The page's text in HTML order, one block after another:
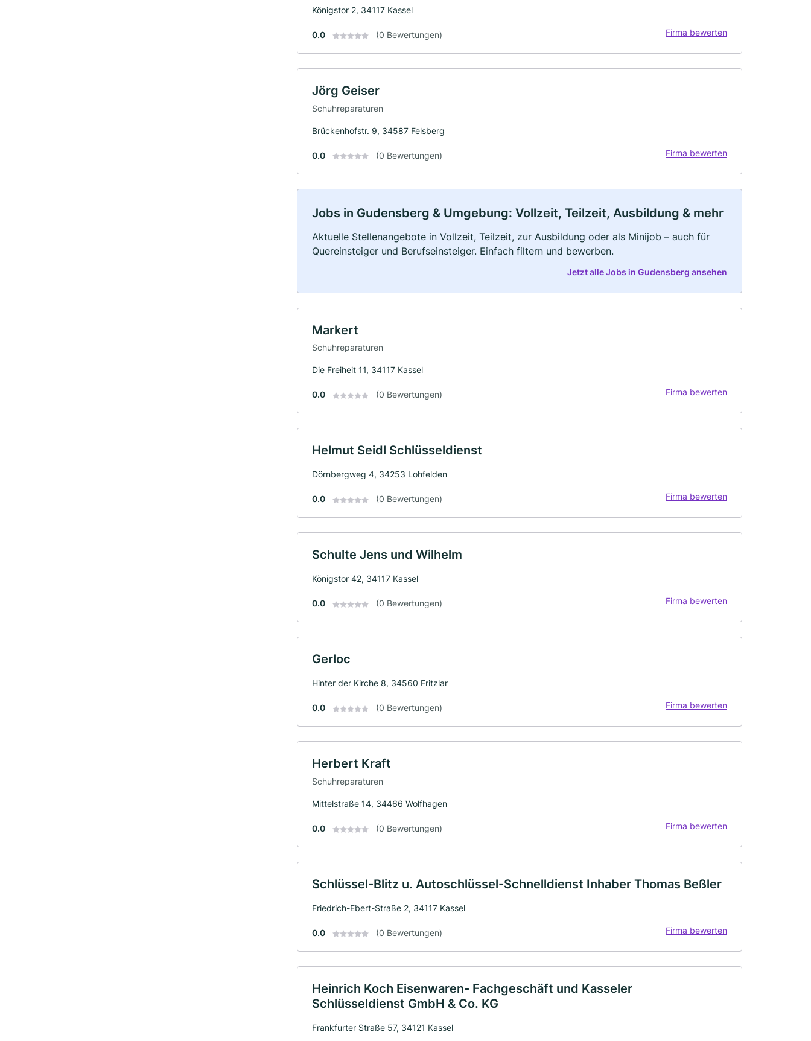
Königstor 2, 34117 Kassel
0.0 (0 Bewertungen) Firma bewerten
Jörg Geiser
Schuhreparaturen
Brückenhofstr. 9, 34587 Felsberg
0.0 (0 Bewertungen) Firma bewerten
Jobs in Gudensberg & Umgebung: Vollzeit, Teilzeit, Ausbildung & mehr
Aktuelle Stellenangebote in Vollzeit, Teilzeit, zur Ausbildung oder als Minijob – auch für
Quereinsteiger und Berufseinsteiger. Einfach filtern und bewerben.
Jetzt alle Jobs in Gudensberg ansehen
Markert
Schuhreparaturen
Die Freiheit 11, 34117 Kassel
0.0 (0 Bewertungen) Firma bewerten
Helmut Seidl Schlüsseldienst
Dörnbergweg 4, 34253 Lohfelden
0.0 (0 Bewertungen) Firma bewerten
Schulte Jens und Wilhelm
Königstor 42, 34117 Kassel
0.0 (0 Bewertungen) Firma bewerten
Gerloc
Hinter der Kirche 8, 34560 Fritzlar
0.0 (0 Bewertungen) Firma bewerten
Herbert Kraft
Schuhreparaturen
Mittelstraße 14, 34466 Wolfhagen
0.0 (0 Bewertungen) Firma bewerten
Schlüssel-Blitz u. Autoschlüssel-Schnelldienst Inhaber Thomas Beßler
Friedrich-Ebert-Straße 2, 34117 Kassel
0.0 (0 Bewertungen) Firma bewerten
Heinrich Koch Eisenwaren- Fachgeschäft und Kasseler
Schlüsseldienst GmbH & Co. KG
Frankfurter Straße 57, 34121 Kassel